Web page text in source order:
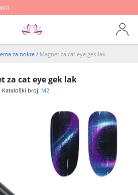
za nokte / Magnet za cat eye gek lak
za cat eye gek lak
Kataloški broj: M2